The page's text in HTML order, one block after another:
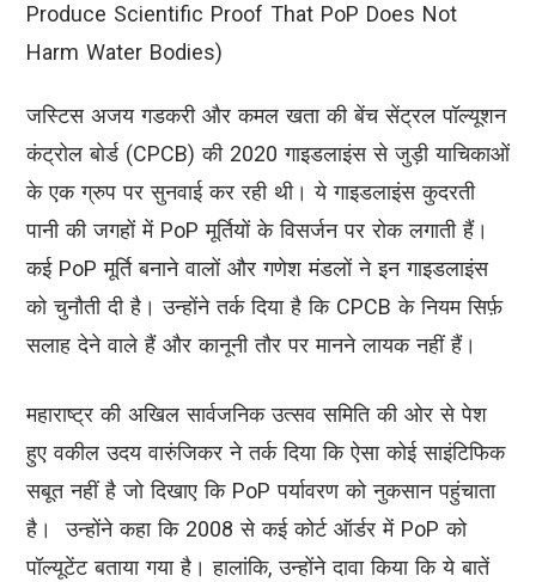
Produce Scientific Proof That PoP Does Not
Harm Water Bodies)
जस्टिस अजय गडकरी और कमल खता की बेंच सेंट्रल पॉल्यूशन
कंट्रोल बोर्ड (CPCB) की 2020 गाइडलाइंस से जुड़ी याचिकाओं
के एक ग्रुप पर सुनवाई कर रही थी। ये गाइडलाइंस कुदरती
पानी की जगहों में PoP मूर्तियों के विसर्जन पर रोक लगाती हैं।
कई PoP मूर्ति बनाने वालों और गणेश मंडलों ने इन गाइडलाइंस
को चुनौती दी है। उन्होंने तर्क दिया है कि CPCB के नियम सिर्फ़
सलाह देने वाले हैं और कानूनी तौर पर मानने लायक नहीं हैं।
महाराष्ट्र की अखिल सार्वजनिक उत्सव समिति की ओर से पेश
हुए वकील उदय वारुंजिकर ने तर्क दिया कि ऐसा कोई साइंटिफिक
सबूत नहीं है जो दिखाए कि PoP पर्यावरण को नुकसान पहुंचाता
है। उन्होंने कहा कि 2008 से कई कोर्ट ऑर्डर में PoP को
पॉल्यूटेंट बताया गया है। हालांकि, उन्होंने दावा किया कि ये बातें